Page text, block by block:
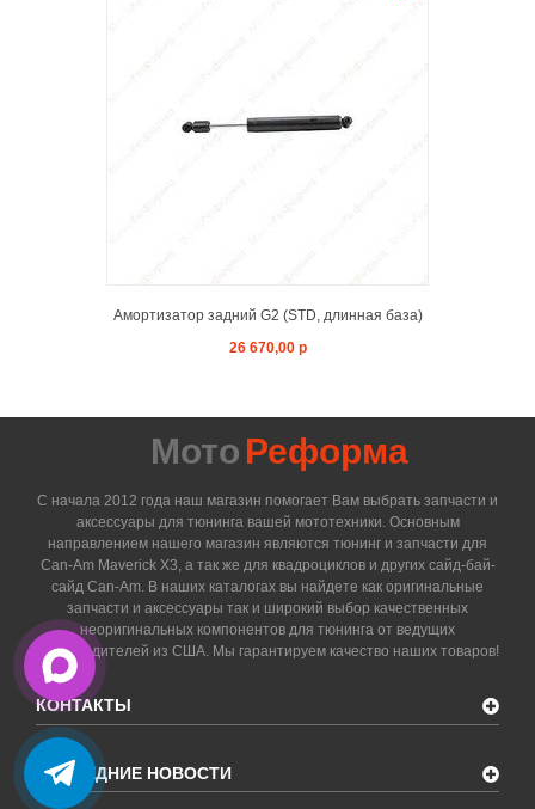
Амортизатор задний G2 (STD, длинная база)
26 670,00 р
Мото Реформа
С начала 2012 года наш магазин помогает Вам выбрать запчасти и
аксессуары для тюнинга вашей мототехники. Основным
направлением нашего магазин являются тюнинг и запчасти для
Can-Am Maverick X3, а так же для квадроциклов и других сайд-бай-
сайд Can-Am. В наших каталогах вы найдете как оригинальные
запчасти и аксессуары так и широкий выбор качественных
неоригинальных компонентов для тюнинга от ведущих
производителей из США. Мы гарантируем качество наших товаров!
КОНТАКТЫ
ПОСЛЕДНИЕ НОВОСТИ